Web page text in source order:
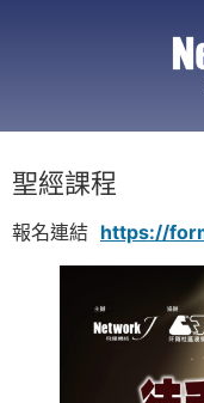
聖經課程
報名連結 https://